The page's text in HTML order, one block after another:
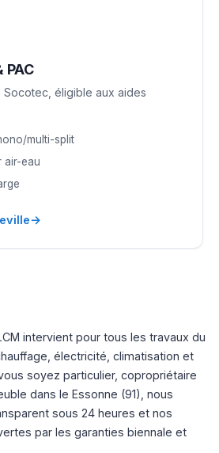
PAC
Socotec, éligible aux aides
multi-split
air-eau
→
intervient pour tous les travaux du
électricité, climatisation et
soyez particulier, copropriétaire
dans le Essonne (91), nous
sous 24 heures et nos
par les garanties biennale et